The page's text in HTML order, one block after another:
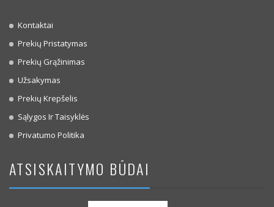
Kontaktai
Prekių Pristatymas
Prekių Grąžinimas
Užsakymas
Prekių Krepšelis
Sąlygos Ir Taisyklės
Privatumo Politika
ATSISKAITYMO BŪDAI